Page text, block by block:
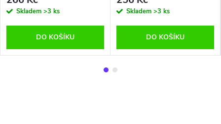
Skladem >3 ks
DO KOŠÍKU
Skladem >3 ks
DO KOŠÍKU